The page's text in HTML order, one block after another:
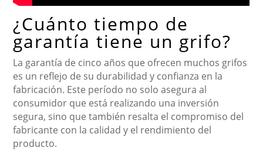
¿Cuánto tiempo de
garantía tiene un grifo?
La garantía de cinco años que ofrecen muchos grifos
es un reflejo de su durabilidad y confianza en la
fabricación. Este período no solo asegura al
consumidor que está realizando una inversión
segura, sino que también resalta el compromiso del
fabricante con la calidad y el rendimiento del
producto.